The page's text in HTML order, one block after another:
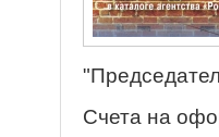
Счета на